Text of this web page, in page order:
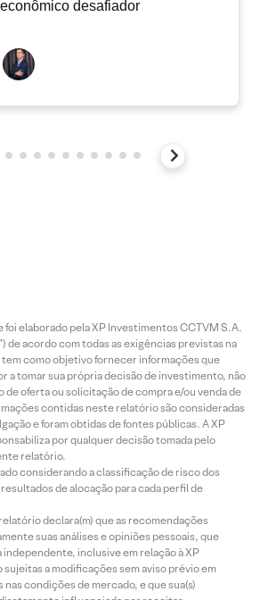
desafiador
foi elaborado pela XP Investimentos CCTVM S.A.
de acordo com todas as exigências previstas na
como objetivo fornecer informações que
a tomar sua própria decisão de investimento, não
oferta ou solicitação de compra e/ou venda de
contidas neste relatório são consideradas
e foram obtidas de fontes públicas. A XP
por qualquer decisão tomada pelo
relatório.
considerando a classificação de risco dos
de alocação para cada perfil de
declara(m) que as recomendações
suas análises e opiniões pessoais, que
independente, inclusive em relação à XP
a modificações sem aviso prévio em
condições de mercado, e que sua(s)